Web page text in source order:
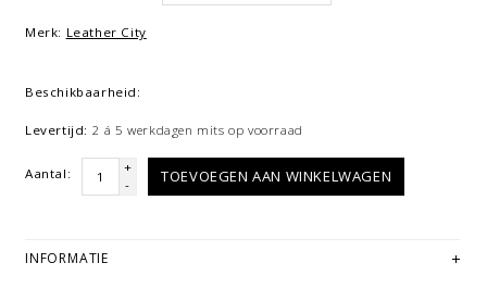
Merk: Leather City
Beschikbaarheid:
Levertijd: 2 á 5 werkdagen mits op voorraad
Aantal:
+
-
TOEVOEGEN AAN WINKELWAGEN
INFORMATIE